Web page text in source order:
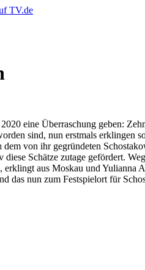
eine Überraschung geben:
sind, nun erstmals erklingen
von ihr gegründeten
Schätze zutage gefördert.
aus Moskau und
das nun zum Festspielort für